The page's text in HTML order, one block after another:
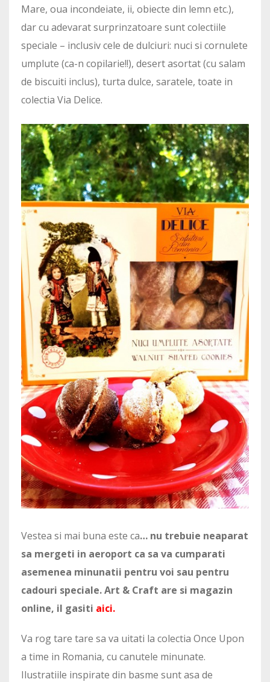
Mare, oua incondeiate, ii, obiecte din lemn etc.),
dar cu adevarat surprinzatoare sunt colectiile
speciale – inclusiv cele de dulciuri: nuci si cornulete
umplute (ca-n copilarie!!), desert asortat (cu salam
de biscuiti inclus), turta dulce, saratele, toate in
colectia Via Delice.
Vestea si mai buna este ca… nu trebuie neaparat
sa mergeti in aeroport ca sa va cumparati
asemenea minunatii pentru voi sau pentru
cadouri speciale. Art & Craft are si magazin
online, il gasiti aici.
Va rog tare tare sa va uitati la colectia Once Upon
a time in Romania, cu canutele minunate.
Ilustratiile inspirate din basme sunt asa de